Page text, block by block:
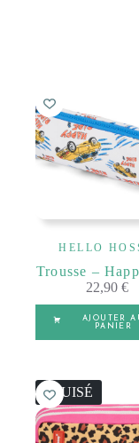
HELLO
Trousse –
22,90€
AJOUTER
PANIER
ÉPUISÉ